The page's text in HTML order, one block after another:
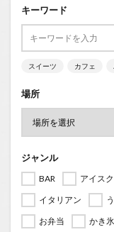
キーワード
スイーツ カフェ
場所
ジャンル
BAR アイス
イタリアン
お弁当
かき氷